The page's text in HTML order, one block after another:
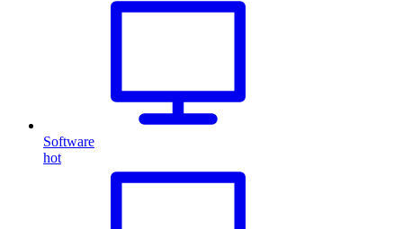
Software
hot